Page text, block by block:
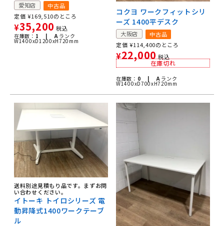
愛知店
中古品
定価 ¥169,510のところ
¥35,200 税込
在庫数： 1 | Aランク
W1400xD1200xH720mm
コクヨ ワークフィットシリ
ーズ 1400平デスク
大阪店
中古品
定価 ¥114,400のところ
¥22,000 税込
在庫切れ
在庫数： 0 | A ランク
W1400xD700xH720mm
送料別途見積もり品です。まずお問
い合わせください。
イトーキ トイロシリーズ 電
動昇降式1400ワークテーブ
ル